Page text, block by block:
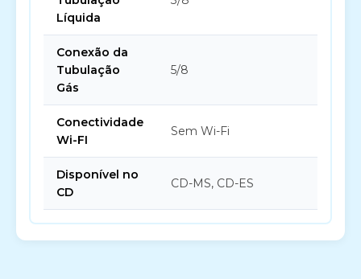
Líquida
Conexão da
Tubulação
Gás
5/8
Conectividade
Wi-FI
Sem Wi-Fi
Disponível no
CD
CD-MS, CD-ES